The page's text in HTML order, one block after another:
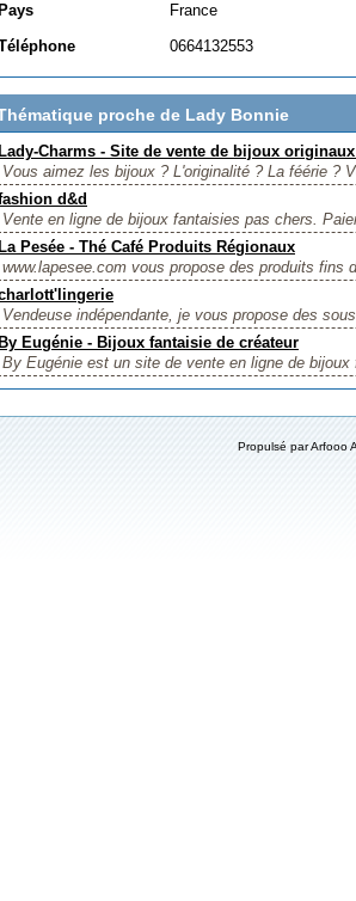
France
0664132553
proche de Lady Bonnie
Charms - Site de vente de bijoux
Vous aimez les bijoux ? L'originalité ? La féérie ?
d&d
Vente en ligne de bijoux fantaisies pas chers.
Pesée - Thé Café Produits Régionaux
www.lapesee.com vous propose des produits
Vendeuse indépendante, je vous propose des
Eugénie - Bijoux fantaisie de créateur
By Eugénie est un site de vente en ligne de
Propulsé par